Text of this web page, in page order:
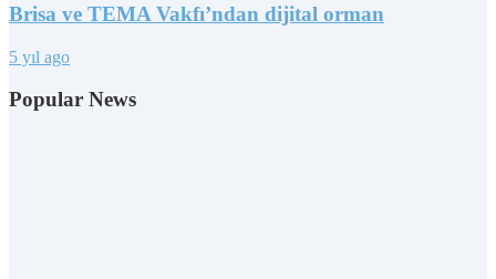
Brisa ve TEMA Vakfı’ndan dijital orman
5 yıl ago
Popular News